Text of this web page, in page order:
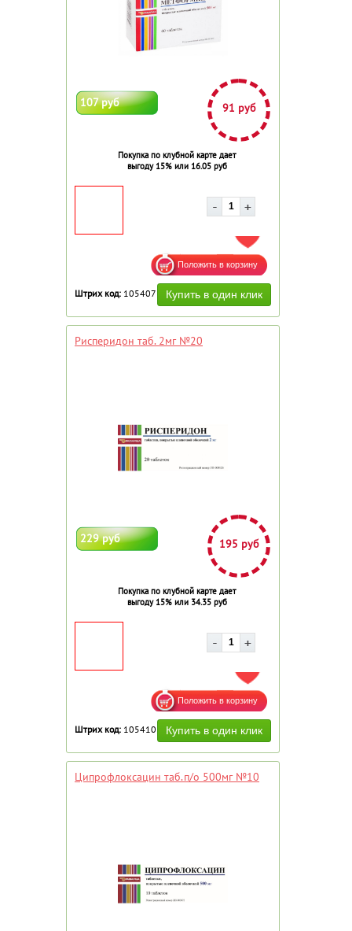
107 руб 91 руб
Покупка по клубной карте дает
выгоду 15% или 16.05 руб
ДОБАВИТЬ В ИЗБРАННОЕ
Штрих код: 105407
Рисперидон таб. 2мг №20
229 руб 195 руб
Покупка по клубной карте дает
выгоду 15% или 34.35 руб
ДОБАВИТЬ В ИЗБРАННОЕ
Штрих код: 105410
Ципрофлоксацин таб.п/о 500мг №10